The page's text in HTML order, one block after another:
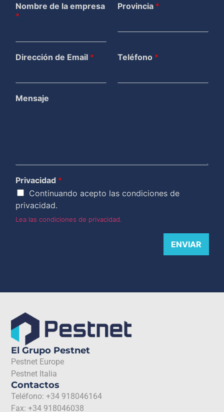
Nombre de la empresa
*
Provincia *
Dirección de Email * Teléfono *
Mensaje
Privacidad *
Continuando acepto las condiciones de
privacidad.
Lea las condiciones de privacidad.
ENVIAR
Contactos
Teléfono: +34 918046164
Fax: +34 918046038
El Grupo Pestnet
Pestnet Europe
Pestnet Italia